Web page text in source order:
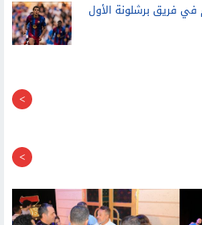
فريق برشلونة الأول